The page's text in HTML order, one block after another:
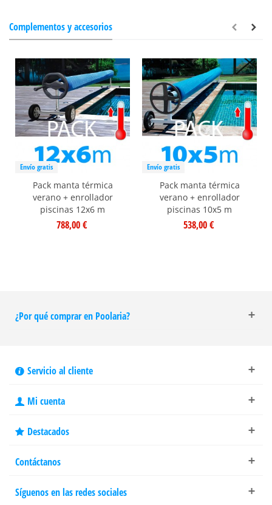
Complementos y accesorios
Envío gratis
Pack manta térmica
verano + enrollador
piscinas 12x6 m
788,00 €
Envío gratis
Pack manta térmica
verano + enrollador
piscinas 10x5 m
538,00 €
¿Por qué comprar en Poolaria?
Servicio al cliente
Mi cuenta
Destacados
Contáctanos
Síguenos en las redes sociales